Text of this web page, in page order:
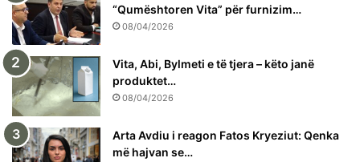
“Qumështoren Vita” për furnizim…
08/04/2026
Vita, Abi, Bylmeti e të tjera – këto janë
produktet…
08/04/2026
Arta Avdiu i reagon Fatos Kryeziut: Qenka
më hajvan se…